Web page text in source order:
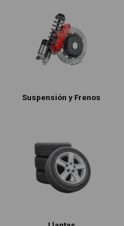
Suspensión y Frenos